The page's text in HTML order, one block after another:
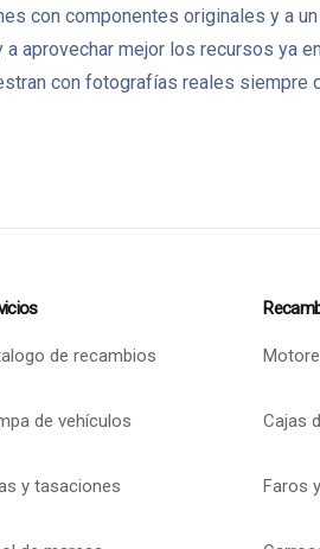
con componentes originales y a
aprovechar mejor los recursos ya
con fotografías reales
de recambios
de vehículos
y tasaciones
Cajas
Faros